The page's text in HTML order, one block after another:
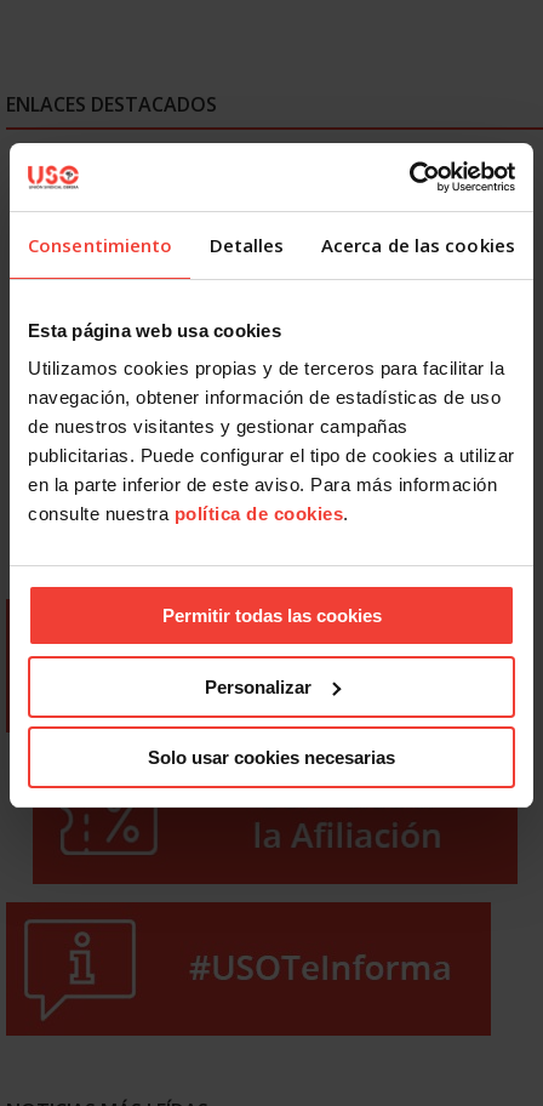
Consentimiento Detalles Acerca de las cookies
Esta página web usa cookies
Utilizamos cookies propias y de terceros para facilitar la
navegación, obtener información de estadísticas de uso
de nuestros visitantes y gestionar campañas
publicitarias. Puede configurar el tipo de cookies a utilizar
en la parte inferior de este aviso. Para más información
consulte nuestra política de cookies.
Permitir todas las cookies
Personalizar
Solo usar cookies necesarias
ENLACES DESTACADOS